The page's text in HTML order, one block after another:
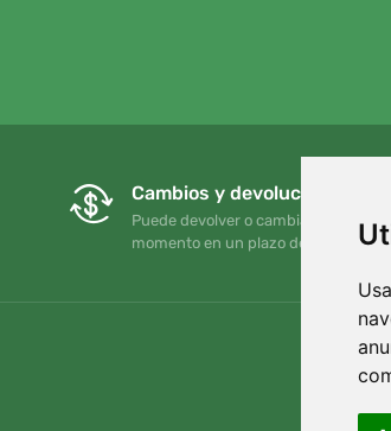
Cambios y devoluciones
Puede devolver o cambiar su pedido
momento en un plazo de 90 días